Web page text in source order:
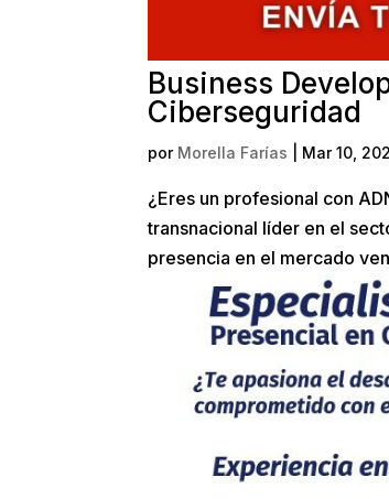
Business
Ciberseguridad
por Morella Farías Mar 10,
¿Eres un profesional con
transnacional líder en el
presencia en el mercado